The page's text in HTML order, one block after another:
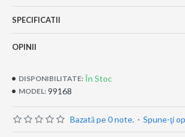
SPECIFICATII
OPINII
DISPONIBILITATE: În Stoc
MODEL: 99168
Bazată pe 0 note. - Spune-ţi